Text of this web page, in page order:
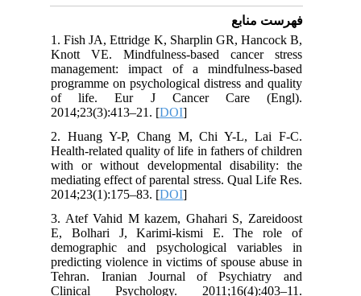
فهرست منابع
1. Fish JA, Ettridge K, Sharplin GR, Hancock B,
Knott VE. Mindfulness-based cancer stress
management: impact of a mindfulness-based
programme on psychological distress and quality
of life. Eur J Cancer Care (Engl).
2014;23(3):413–21. [DOI
2. Huang Y-P, Chang M, Chi Y-L, Lai F-C.
Health-related quality of life in fathers of children
with or without developmental disability: the
mediating effect of parental stress. Qual Life Res.
2014;23(1):175–83. [DOI
3. Atef Vahid M kazem, Ghahari S, Zareidoost
E, Bolhari J, Karimi-kismi E. The role of
demographic and psychological variables in
predicting violence in victims of spouse abuse in
Tehran. Iranian Journal of Psychiatry and
Clinical Psychology. 2011;16(4):403–11.